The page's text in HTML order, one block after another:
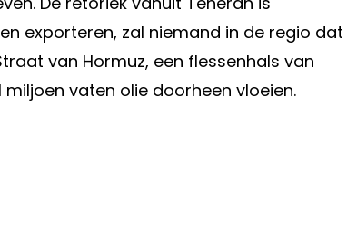
exporteren, zal niemand in de regio dat
van Hormuz, een flessenhals van
vaten olie doorheen vloeien.